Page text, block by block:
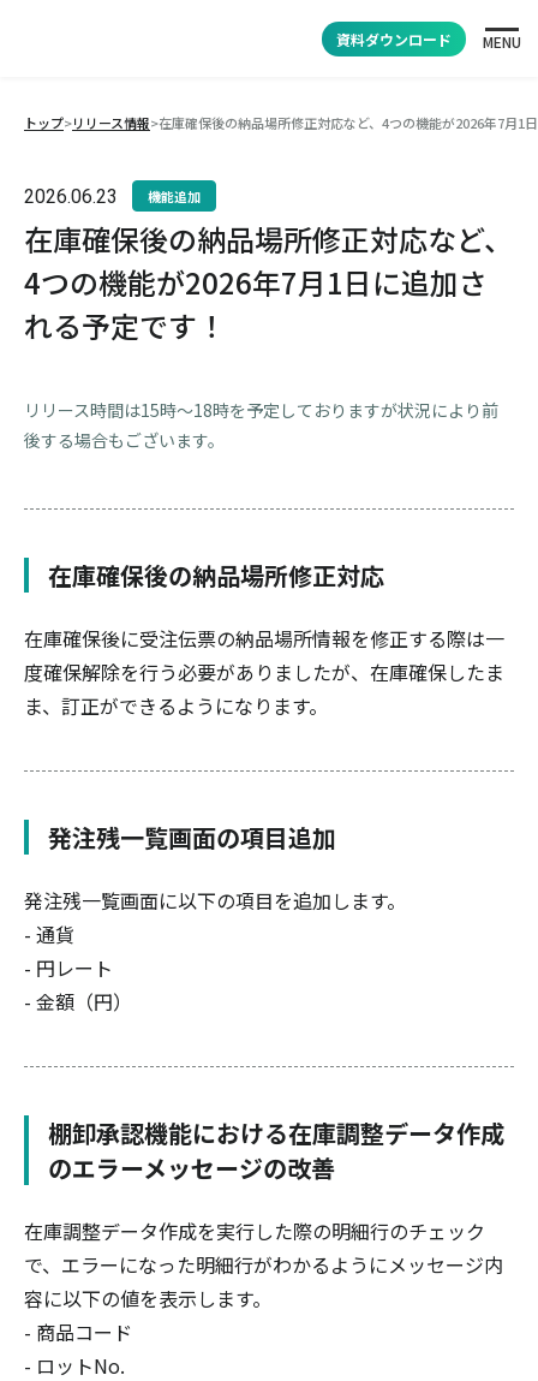
資料ダウンロード MENU
トップ>リリース情報>在庫確保後の納品場所修正対応など、4つの機能が2026年7月1
2026.06.23 機能追加
在庫確保後の納品場所修正対応など、
4つの機能が2026年7月1日に追加さ
れる予定です！
リリース時間は15時～18時を予定しておりますが状況により前
後する場合もございます。
在庫確保後の納品場所修正対応
在庫確保後に受注伝票の納品場所情報を修正する際は一
度確保解除を行う必要がありましたが、在庫確保したま
ま、訂正ができるようになります。
発注残一覧画面の項目追加
発注残一覧画面に以下の項目を追加します。
- 通貨
- 円レート
- 金額（円）
棚卸承認機能における在庫調整データ作成
のエラーメッセージの改善
在庫調整データ作成を実行した際の明細行のチェック
で、エラーになった明細行がわかるようにメッセージ内
容に以下の値を表示します。
- 商品コード
- ロットNo.